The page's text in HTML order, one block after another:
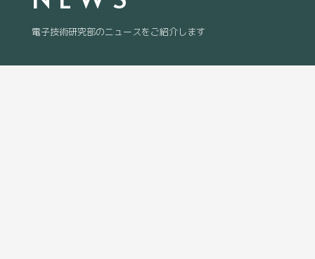
電子技術研究部のニュースをご紹介します